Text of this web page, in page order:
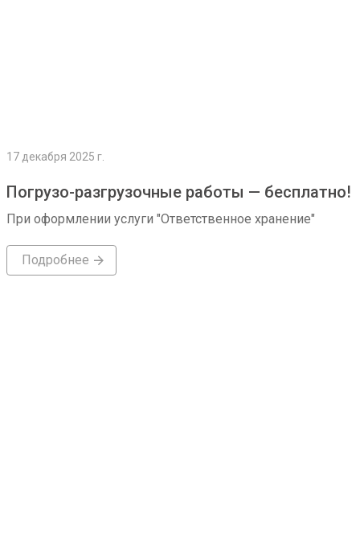
17 декабря 2025 г.
Погрузо-разгрузочные работы — бесплатно!
При оформлении услуги "Ответственное хранение"
Подробнее